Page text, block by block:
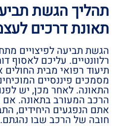
תהליך הגשת
תאונת דרכים
הגשת תביעה לפיצויים
רלוונטיים. עליכם לאסוף
תיעוד רפואי מבית החולים
מסמכים פיננסיים
התאונה. לאחר מכן, יש
הרכב המעורב בתאונה.
אתם הנפגעים היחידים,
חובה של הרכב שבו נהגתם.